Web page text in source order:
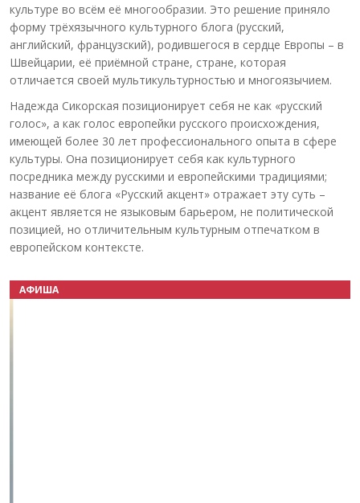
культуре во всём её многообразии. Это решение приняло
форму трёхязычного культурного блога (русский,
английский, французский), родившегося в сердце Европы – в
Швейцарии, её приёмной стране, стране, которая
отличается своей мультикультурностью и многоязычием.
Надежда Сикорская позиционирует себя не как «русский
голос», а как голос европейки русского происхождения,
имеющей более 30 лет профессионального опыта в сфере
культуры. Она позиционирует себя как культурного
посредника между русскими и европейскими традициями;
название её блога «Русский акцент» отражает эту суть –
акцент является не языковым барьером, не политической
позицией, но отличительным культурным отпечатком в
европейском контексте.
АФИША